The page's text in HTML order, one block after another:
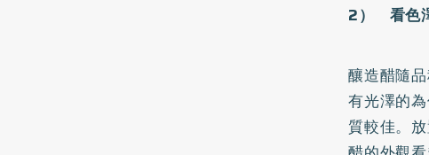
2） 看色
釀造醋隨
有光澤的
質較佳。